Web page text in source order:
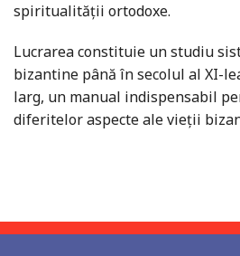
spiritualităţii ortodoxe.
Lucrarea constituie un studiu
bizantine până în secolul al XI-
larg, un manual indispensabil
diferitelor aspecte ale vieţii